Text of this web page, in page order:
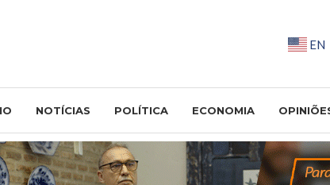
EN
NOTÍCIAS POLÍTICA ECONOMIA